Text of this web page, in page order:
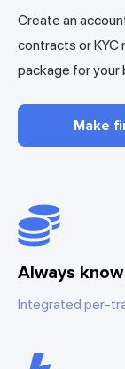
Create an
contracts or KYC
package for your
Make
Always
Integrated per-